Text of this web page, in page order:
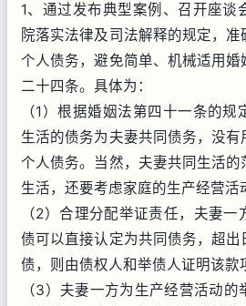
1、通过发布典型案例、召开座谈
院落实法律及司法解释的规定，
个人债务，避免简单、机械适用
二十四条。具体为：
（1）根据婚姻法第四十一条的
生活的债务为夫妻共同债务，没
个人债务。当然，夫妻共同生活
生活，还要考虑家庭的生产经营活
（2）合理分配举证责任，夫妻
债可以直接认定为共同债务，超
债，则由债权人和举债人证明该款
（3）夫妻一方为生产经营活动